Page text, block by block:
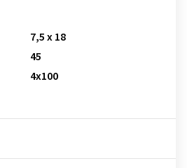
7,5 x 18
45
4x100